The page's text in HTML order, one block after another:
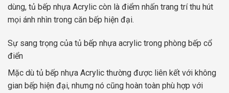
dùng, tủ bếp nhựa Acrylic còn là điểm nhấn trang trí thu hút
mọi ánh nhìn trong căn bếp hiện đại.
Sự sang trọng của tủ bếp nhựa acrylic trong phòng bếp cổ
điển
Mặc dù tủ bếp nhựa Acrylic thường được liên kết với không
gian bếp hiện đại, nhưng nó cũng hoàn toàn phù hợp với